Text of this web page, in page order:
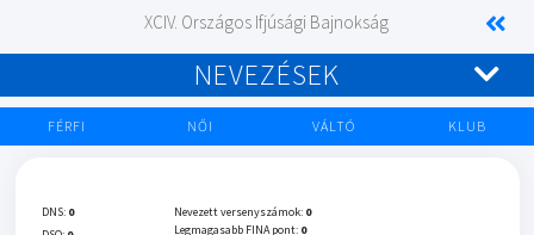
XCIV. Országos Ifjúsági Bajnokság
NEVEZÉSEK
FÉRFI NŐI VÁLTÓ KLUB
DNS: 0
Nevezett versenyszámok: 0
Legmagasabb FINA pont: 0